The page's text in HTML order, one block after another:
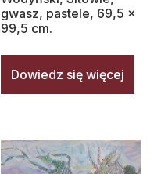
gwasz, pastele, 69,5 x
99,5 cm.
Dowiedz się więcej